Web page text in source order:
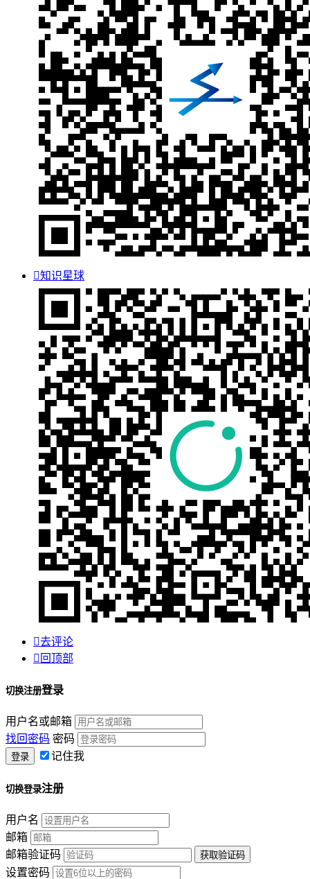
知识星球
去评论
 回顶部
切换注册登录
用户名或邮箱
找回密码 密码
记住我
切换登录注册
用户名
邮箱
邮箱验证码
设置密码